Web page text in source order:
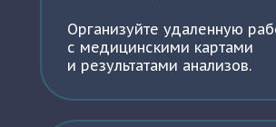
Организуйте удаленную
с медицинскими картами
и результатами анализов.